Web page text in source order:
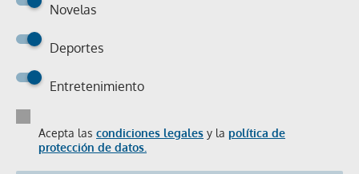
Novelas
Deportes
Entretenimiento
Acepta las condiciones legales y la política de
protección de datos.